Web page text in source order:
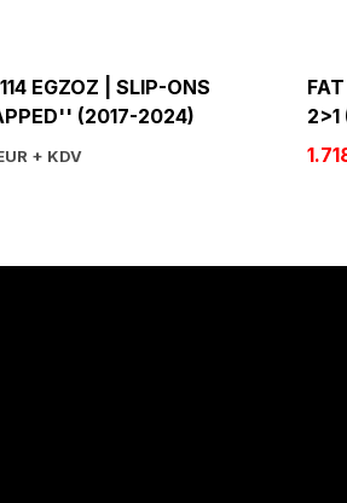
EGZOZ | SLIP-ONS
(2017-2024)
+ KDV